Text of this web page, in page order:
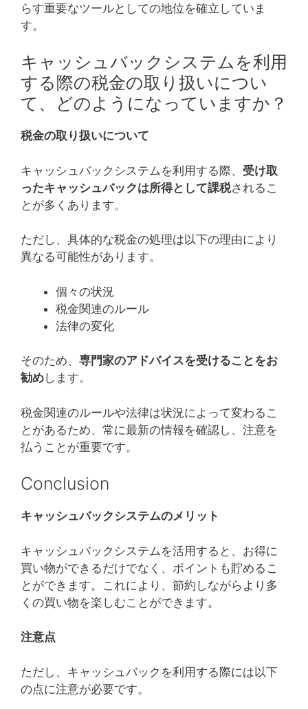
らす重要なツールとしての地位を確立していま
す。
キャッシュバックシステムを利用
する際の税金の取り扱いについ
て、どのようになっていますか？
税金の取り扱いについて
キャッシュバックシステムを利用する際、 受け取
ったキャッシュバックは所得として課税されるこ
とが多くあります。
ただし、具体的な税金の処理は以下の理由により
異なる可能性があります。
個々の状況
税金関連のルール
法律の変化
そのため、 専門家のアドバイスを受けることをお
勧めします。
税金関連のルールや法律は状況によって変わるこ
とがあるため、常に最新の情報を確認し、注意を
払うことが重要です。
Conclusion
キャッシュバックシステムのメリット
キャッシュバックシステムを活用すると、お得に
買い物ができるだけでなく、ポイントも貯めるこ
とができます。これにより、節約しながらより多
くの買い物を楽しむことができます。
注意点
ただし、キャッシュバックを利用する際には以下
の点に注意が必要です。